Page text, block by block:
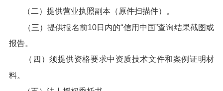
（二）提供营业执照副本（原件扫描件）。
（三）提供报名前10日内的“信用中国”查询结果截图或
报告。
（四）须提供资格要求中资质技术文件和案例证明材
料。